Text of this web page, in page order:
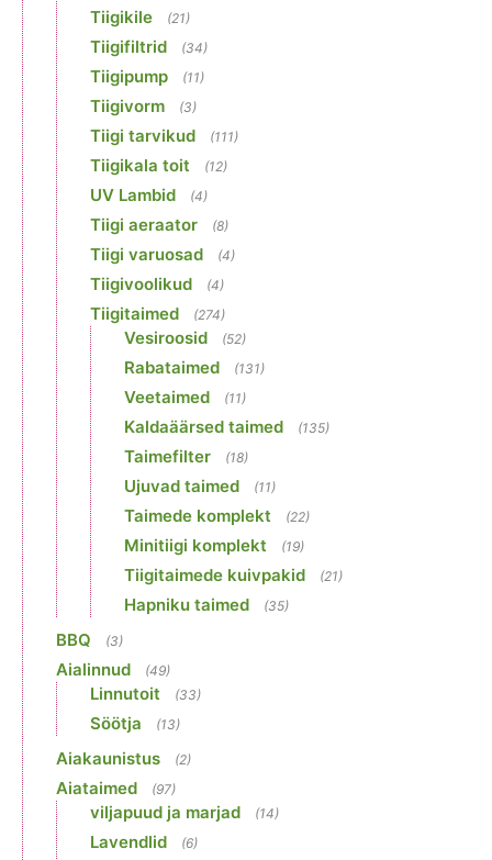
Tiigikile (21)
Tiigifiltrid (34)
Tiigipump (11)
Tiigivorm (3)
Tiigi tarvikud (111)
Tiigikala toit (12)
UV Lambid (4)
Tiigi aeraator (8)
Tiigi varuosad (4)
Tiigivoolikud (4)
Tiigitaimed (274)
Vesiroosid (52)
Rabataimed (131)
Veetaimed (11)
Kaldaäärsed taimed (135)
Taimefilter (18)
Ujuvad taimed (11)
Taimede komplekt (22)
Minitiigi komplekt (19)
Tiigitaimede kuivpakid (21)
Hapniku taimed (35)
BBQ (3)
Aialinnud (49)
Linnutoit (33)
Söötja (13)
Aiakaunistus (2)
Aiataimed (97)
viljapuud ja marjad (14)
Lavendlid (6)